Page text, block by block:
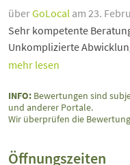
überGoLocal am 23.
Sehr kompetente
Unkomplizierte
mehr lesen
INFO: Bewertungen sind
und anderer Portale.
Wir überprüfen die
Öffnungszeiten